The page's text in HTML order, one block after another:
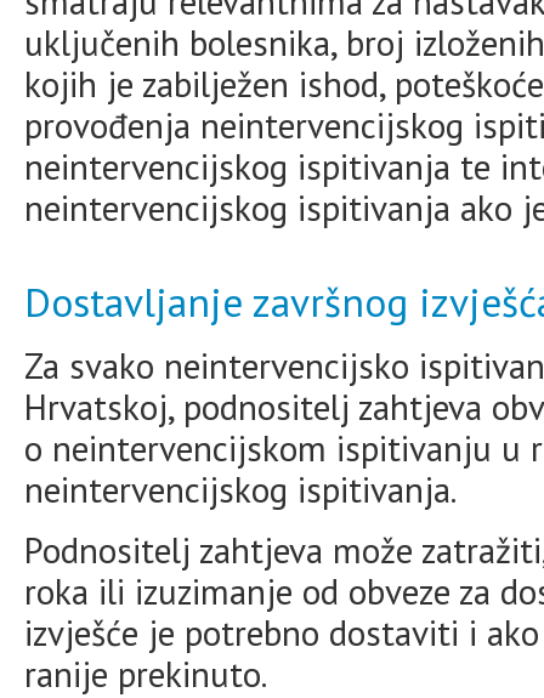
uključenih bolesnika, broj
kojih je zabilježen ishod,
provođenja neintervencijskog
neintervencijskog ispitivanja te
neintervencijskog ispitivanja ako
Dostavljanje završnog
Za svako neintervencijsko
Hrvatskoj, podnositelj zahtjeva
o neintervencijskom ispitivanju u
neintervencijskog ispitivanja.
Podnositelj zahtjeva može
roka ili izuzimanje od obveze za
izvješće je potrebno dostaviti i
ranije prekinuto.